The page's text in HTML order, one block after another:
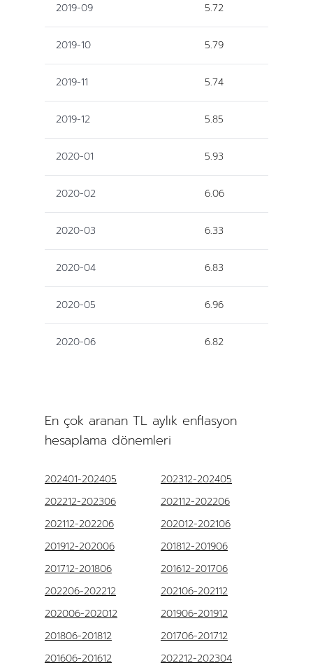
2019-09 5.72
2019-10 5.79
2019-11 5.74
2019-12 5.85
2020-01 5.93
2020-02 6.06
2020-03 6.33
2020-04 6.83
2020-05 6.96
2020-06 6.82
En çok aranan TL aylık enflasyon
hesaplama dönemleri
202401-202405
202312-202405
202212-202306
202112-202206
202112-202206
202012-202106
201912-202006
201812-201906
201712-201806
201612-201706
202206-202212
202106-202112
202006-202012
201906-201912
201806-201812
201706-201712
201606-201612
202212-202304